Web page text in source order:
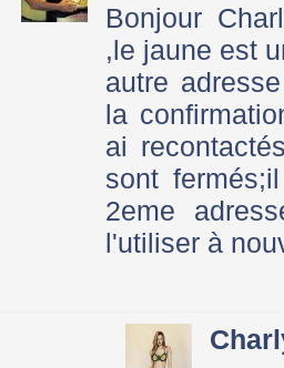
Bonjour
,le jaune est
autre
la
ai
sont
2eme
l'utiliser à